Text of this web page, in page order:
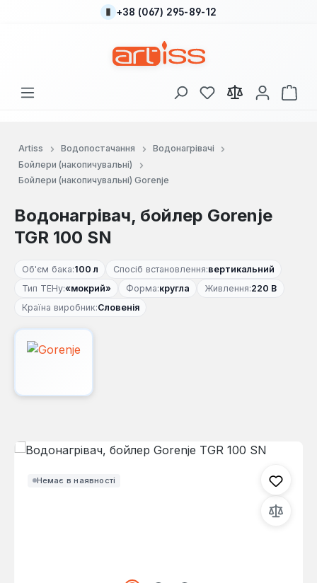
Перейти до основного вмісту
+38 (067) 295-89-12
У вас є 0 у списку
Artiss Водопостачання
Водонагрівачі
Бойлери (накопичувальні)
Бойлери (накопичувальні) Gorenje
Водонагрівач, бойлер Gorenje
TGR 100 SN
Об'єм бака:100 л Спосіб встановлення:вертикальний
Тип ТЕНу:«мокрий» Форма:кругла Живлення:220 В
Країна виробник:Словенія
Немає в наявності
Пропустити галерею зображень